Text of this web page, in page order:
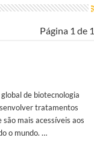
Página 1 de 1
de biotecnologia
tratamentos
mais acessíveis aos
o mundo. …